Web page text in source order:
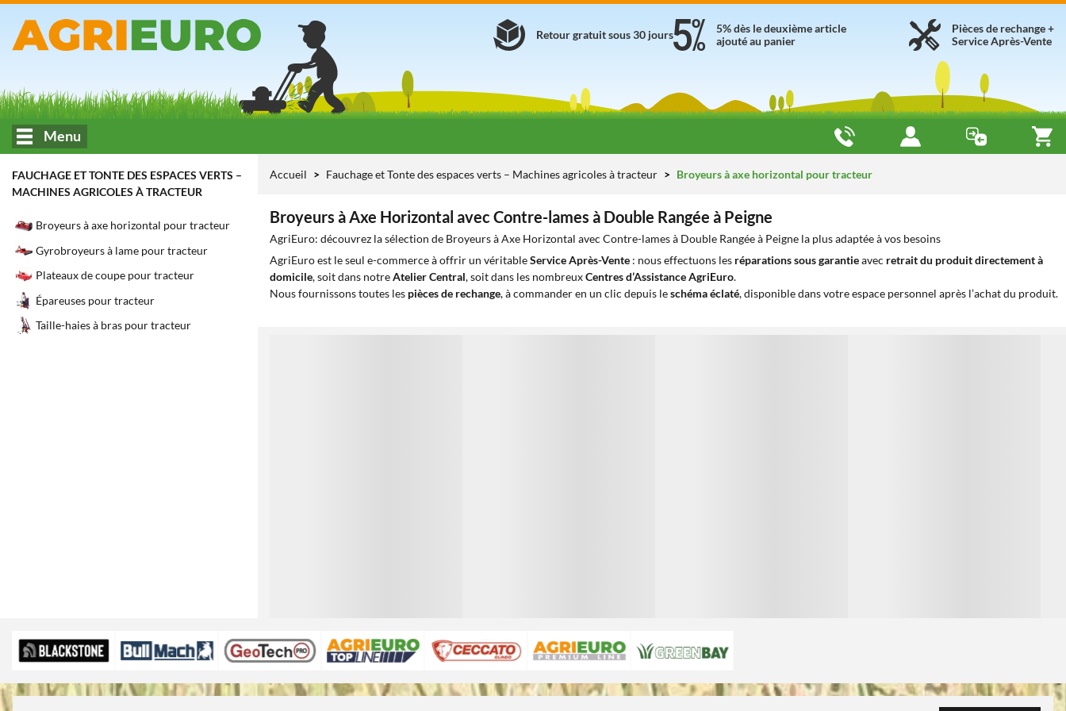
Pièces de rechange +
Service Après-Vente
5% dès le deuxième article
ajouté au panier
Retour gratuit sous 30 jours
Menu
FAUCHAGE ET TONTE DES ESPACES VERTS –
MACHINES AGRICOLES À TRACTEUR
Broyeurs à axe horizontal pour tracteur
Gyrobroyeurs à lame pour tracteur
Plateaux de coupe pour tracteur
Épareuses pour tracteur
Taille-haies à bras pour tracteur
Accueil Fauchage et Tonte des espaces verts – Machines agricoles à tracteur Broyeurs à axe horizontal pour tracteur
Broyeurs à Axe Horizontal avec Contre-lames à Double Rangée à Peigne
AgriEuro: découvrez la sélection de Broyeurs à Axe Horizontal avec Contre-lames à Double Rangée à Peigne la plus adaptée à vos besoins
AgriEuro est le seul e-commerce à offrir un véritableService Après-Vente : nous effectuons les réparations sous garantieavec retrait du produit directement à
domicile, soit dans notreAtelier Central, soit dans les nombreuxCentres d’Assistance AgriEuro.
Nous fournissons toutes les pièces de rechange, à commander en un clic depuis leschéma éclaté, disponible dans votre espace personnel après l’achat du produit.